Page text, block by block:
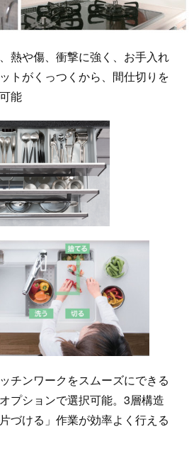
熱や傷、衝撃に強く、お手入れ
トがくっつくから、間仕切りを
能
チンワークをスムーズにできる
プションで選択可能。3層構造
づける」作業が効率よく行える